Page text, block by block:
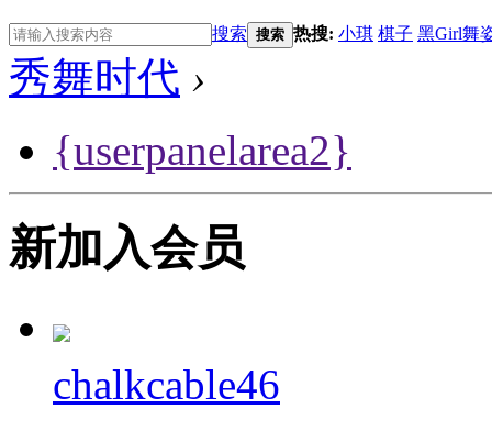
搜索 搜索 热搜: 小琪 棋子 黑Girl舞
秀舞时代 ›
{userpanelarea2}
新加入会员
chalkcable46